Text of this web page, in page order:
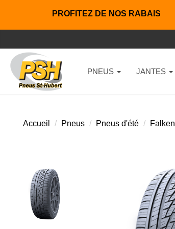
PROFITEZ DE NOS RABAIS
PNEUS JANTES
Accueil Pneus Pneus d'été Falken